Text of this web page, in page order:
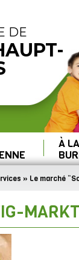
DE
À
» Le marché
MARKT